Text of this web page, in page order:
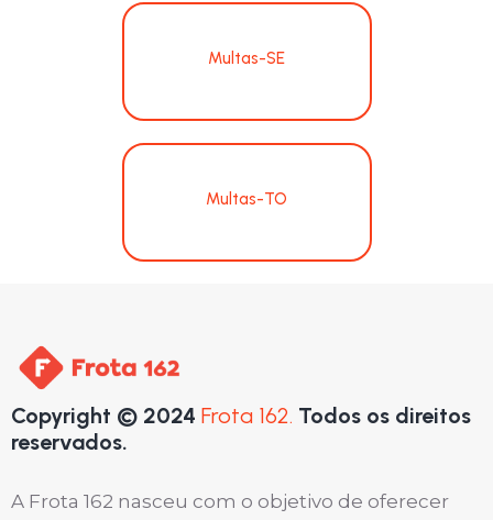
Multas-SE
Multas-TO
Copyright © 2024 Frota 162. Todos os direitos
reservados.
A Frota 162 nasceu com o objetivo de oferecer